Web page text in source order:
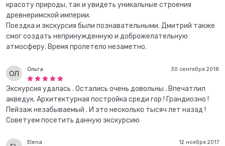
красоту природы, так и увидеть уникальные строения
древнеримской империи.
Поездка и экскурсия были познавательными. Дмитрий также
смог создать непринужденную и доброжелательную
атмосферу. Время пролетело незаметно.
30 сентября 2018
Ольга
Экскурсия удалась . Остались очень довольны . Впечатлил
акведук. Архитектурная постройка среди гор ! Грандиозно !
Пейзаж незабываемый . И это несколько тысяч лет назад !
Советуем посетить данную экскурсию
12 ноября 2017
Elena